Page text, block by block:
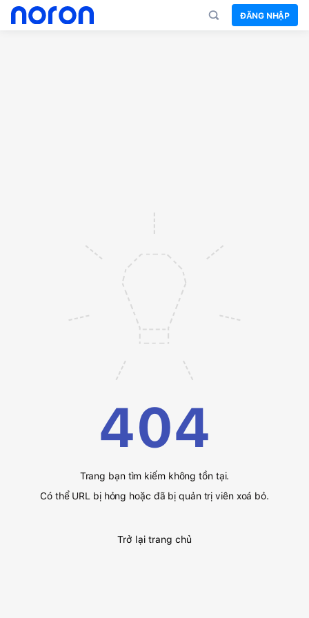
ĐĂNG NHẬP
404
Trang bạn tìm kiếm không tồn tại.
Có thể URL bị hỏng hoặc đã bị quản trị viên xoá bỏ.
Trở lại trang chủ